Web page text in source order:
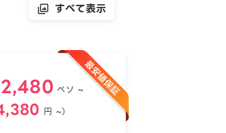
すべて表示
2,480 ペソ ~
円 ~）